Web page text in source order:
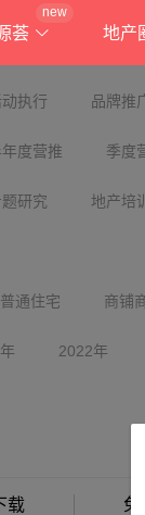
荟
new
地产
执行 品牌推
年度营推 季度
研究 地产培训
普通住宅 商铺
2022年
载 免